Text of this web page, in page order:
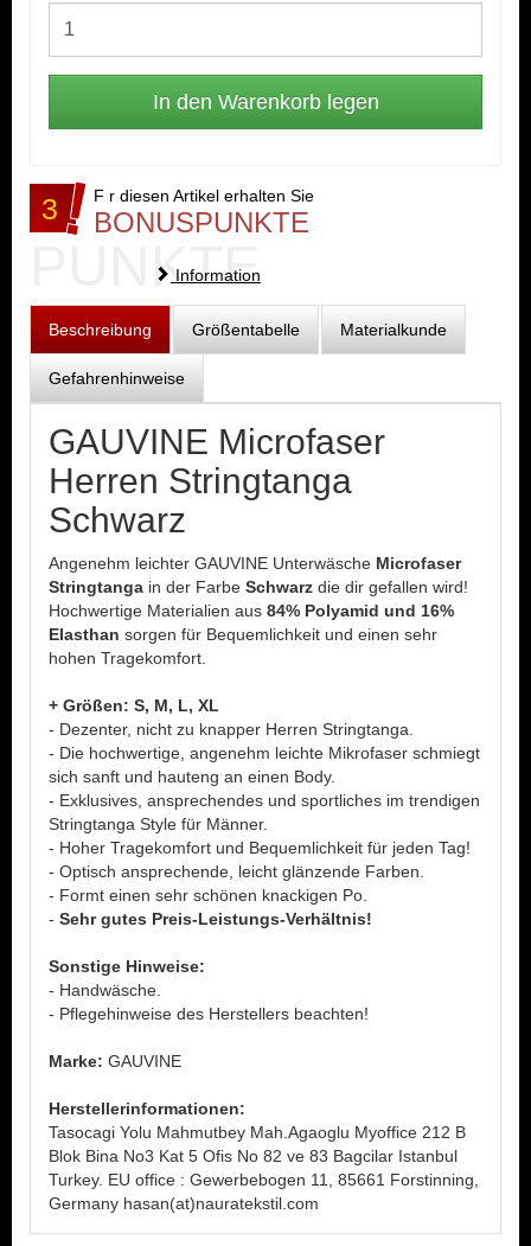
3 F r diesen Artikel erhalten Sie
BONUSPUNKTE
PUNKTE
Information
Beschreibung Größentabelle Materialkunde
Gefahrenhinweise
GAUVINE Microfaser
Herren Stringtanga
Schwarz
Angenehm leichter GAUVINE Unterwäsche Microfaser
Stringtanga in der Farbe Schwarz die dir gefallen wird!
Hochwertige Materialien aus 84% Polyamid und 16%
Elasthan sorgen für Bequemlichkeit und einen sehr
hohen Tragekomfort.
+ Größen: S, M, L, XL
- Dezenter, nicht zu knapper Herren Stringtanga.
- Die hochwertige, angenehm leichte Mikrofaser schmiegt
sich sanft und hauteng an einen Body.
- Exklusives, ansprechendes und sportliches im trendigen
Stringtanga Style für Männer.
- Hoher Tragekomfort und Bequemlichkeit für jeden Tag!
- Optisch ansprechende, leicht glänzende Farben.
- Formt einen sehr schönen knackigen Po.
- Sehr gutes Preis-Leistungs-Verhältnis!
Sonstige Hinweise:
- Handwäsche.
- Pflegehinweise des Herstellers beachten!
Marke: GAUVINE
Herstellerinformationen:
Tasocagi Yolu Mahmutbey Mah.Agaoglu Myoffice 212 B
Blok Bina No3 Kat 5 Ofis No 82 ve 83 Bagcilar Istanbul
Turkey. EU office : Gewerbebogen 11, 85661 Forstinning,
Germany hasan(at)nauratekstil.com